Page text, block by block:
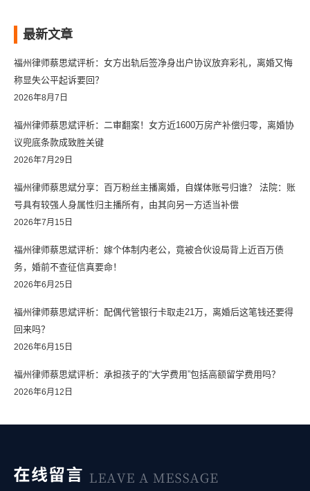
最新文章
福州律师蔡思斌评析：女方出轨后签净身出户协议放弃彩礼，离婚又悔
称显失公平起诉要回？
2026年8月7日
福州律师蔡思斌评析：二审翻案！女方近1600万房产补偿归零，离婚协
议兜底条款成致胜关键
2026年7月29日
福州律师蔡思斌分享：百万粉丝主播离婚，自媒体账号归谁？ 法院：账
号具有较强人身属性归主播所有，由其向另一方适当补偿
2026年7月15日
福州律师蔡思斌评析：嫁个体制内老公，竟被合伙设局背上近百万债
务，婚前不查征信真要命！
2026年6月25日
福州律师蔡思斌评析：配偶代管银行卡取走21万，离婚后这笔钱还要得
回来吗？
2026年6月15日
福州律师蔡思斌评析：承担孩子的“大学费用”包括高额留学费用吗？
2026年6月12日